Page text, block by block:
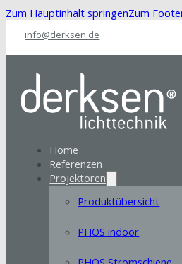
Zum Hauptinhalt springenZum
info@derksen.de
Home
Referenzen
Projektoren
Produktübersicht
PHOS indoor